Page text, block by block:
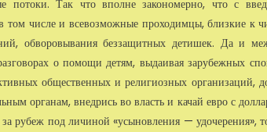
Так что вполне закономерно, что с
том числе и всевозможные проходимцы, близкие к
обворовывания беззащитных детишек. Да и
о помощи детям, выдаивая зарубежных
общественных и религиозных организаций,
органам, внедрись во власть и качай евро с
рубеж под личиной «усыновления — удочерения»,